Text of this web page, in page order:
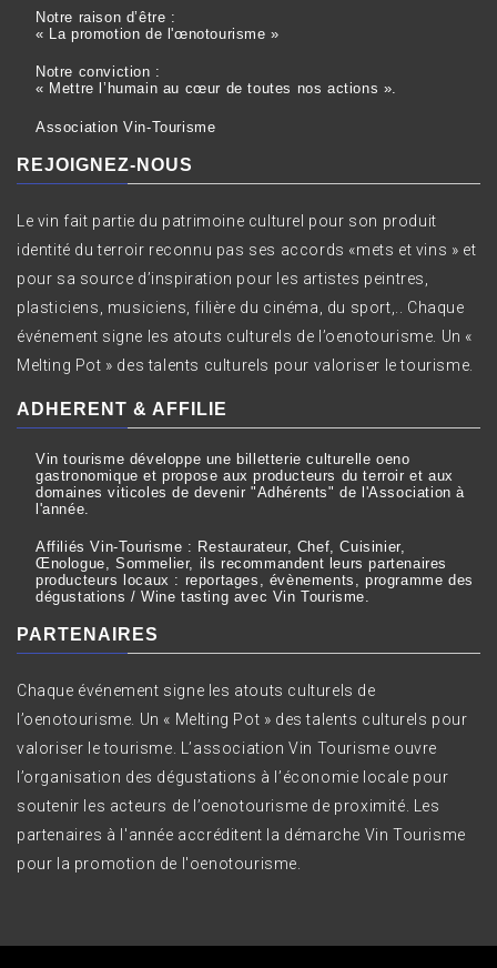
Notre raison d’être :
« La promotion de l'œnotourisme »
Notre conviction :
« Mettre l’humain au cœur de toutes nos actions ».
Association Vin-Tourisme
REJOIGNEZ-NOUS
Le vin fait partie du patrimoine culturel pour son produit
identité du terroir reconnu pas ses accords «mets et vins » et
pour sa source d’inspiration pour les artistes peintres,
plasticiens, musiciens, filière du cinéma, du sport,.. Chaque
événement signe les atouts culturels de l’oenotourisme. Un «
Melting Pot » des talents culturels pour valoriser le tourisme.
ADHERENT & AFFILIE
Vin tourisme développe une billetterie culturelle oeno
gastronomique et propose aux producteurs du terroir et aux
domaines viticoles de devenir "Adhérents" de l'Association à
l'année.
Affiliés Vin-Tourisme : Restaurateur, Chef, Cuisinier,
Œnologue, Sommelier, ils recommandent leurs partenaires
producteurs locaux : reportages, évènements, programme des
dégustations / Wine tasting avec Vin Tourisme.
PARTENAIRES
Chaque événement signe les atouts culturels de
l’oenotourisme. Un « Melting Pot » des talents culturels pour
valoriser le tourisme. L’association Vin Tourisme ouvre
l’organisation des dégustations à l’économie locale pour
soutenir les acteurs de l’oenotourisme de proximité. Les
partenaires à l'année accréditent la démarche Vin Tourisme
pour la promotion de l'oenotourisme.